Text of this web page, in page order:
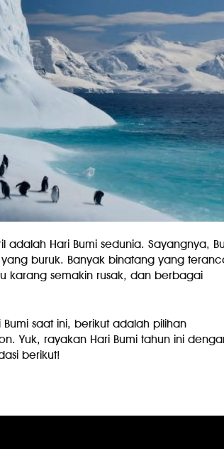
adalah Hari Bumi sedunia. Sayangnya,
buruk. Banyak binatang yang
karang semakin rusak, dan berbagai
saat ini, berikut adalah pilihan
Yuk, rayakan Hari Bumi tahun ini
berikut!